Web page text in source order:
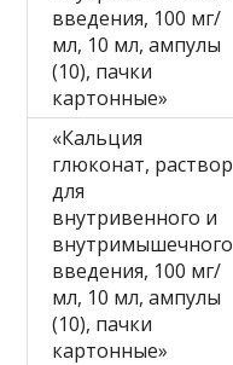
введения, 100 мг/
мл, 10 мл, ампулы
(10), пачки
картонные»
«Кальция
глюконат, раствор
для
внутривенного и
внутримышечного
введения, 100 мг/
мл, 10 мл, ампулы
(10), пачки
картонные»